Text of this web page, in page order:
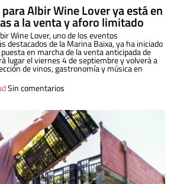
Albir Wine Lover ya está en
a la venta y aforo limitado
Wine Lover, uno de los eventos
destacados de la Marina Baixa, ya ha iniciado
en marcha de la venta anticipada de
lugar el viernes 4 de septiembre y volverá a
de vinos, gastronomía y música en
Sin comentarios